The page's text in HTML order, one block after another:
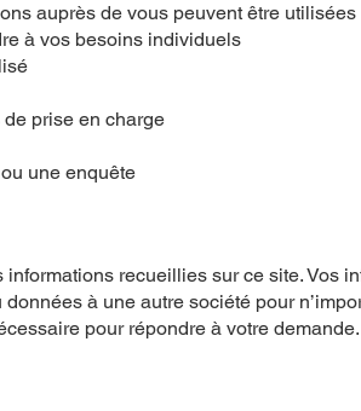
auprès de vous peuvent être utilisées
à vos besoins individuels
prise en charge
une enquête
recueillies sur ce site. Vos
à une autre société pour
pour répondre à votre demande.